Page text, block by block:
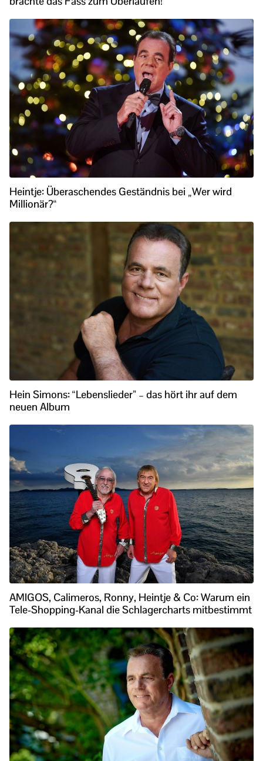
Heintje: Überaschendes Geständnis bei „Wer wird
Millionär?“
Hein Simons: “Lebenslieder” – das hört ihr auf dem
neuen Album
AMIGOS, Calimeros, Ronny, Heintje & Co: Warum ein
Tele-Shopping-Kanal die Schlagercharts mitbestimmt